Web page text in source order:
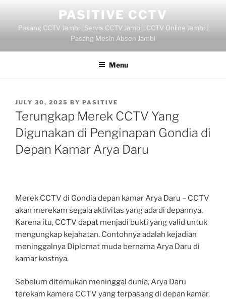
content
PASITIVE CCTV
Pasang CCTV Jambi | Servis CCTV Jambi | CCTV Online Jambi |
Pasang Mesin Absen Jambi
Menu
POSTED
ON
JULY 30, 2025 BY PASITIVE
Terungkap Merek CCTV Yang
Digunakan di Penginapan Gondia di
Depan Kamar Arya Daru
Merek CCTV di Gondia depan kamar Arya Daru – CCTV
akan merekam segala aktivitas yang ada di depannya.
Karena itu, CCTV dapat menjadi bukti yang valid untuk
mengungkap kejahatan. Contohnya adalah kejadian
meninggalnya Diplomat muda bernama Arya Daru di
kamar kostnya.
Sebelum ditemukan meninggal dunia, Arya Daru
terekam kamera CCTV yang terpasang di depan kamar.